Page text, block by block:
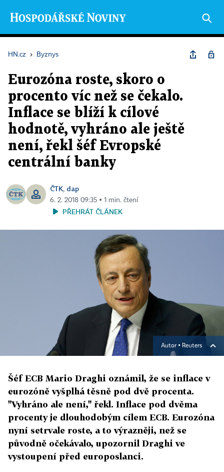
HN.cz › Byznys
Eurozóna roste, skoro o
procento víc než se čekalo.
Inflace se blíží k cílové
hodnotě, vyhráno ale ještě
není, řekl šéf Evropské
centrální banky
ČTK, dap
6. 2. 2018 09:35 ▪ 1 min. čtení
PŘEHRÁT ČLÁNEK
Autor ▪ Reuters
Šéf ECB Mario Draghi oznámil, že se inflace v
eurozóně vyšplhá těsně pod dvě procenta.
"Vyhráno ale není," řekl. Inflace pod dvěma
procenty je dlouhodobým cílem ECB. Eurozóna
nyní setrvale roste, a to výrazněji, než se
původně očekávalo, upozornil Draghi ve
vystoupení před europoslanci.